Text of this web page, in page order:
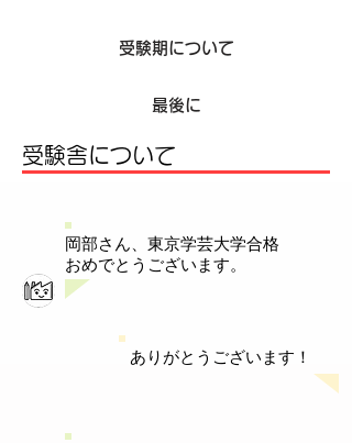
受験期について
最後に
受験舎について
岡部さん、東京学芸大学合格
おめでとうございます。
ありがとうございます！